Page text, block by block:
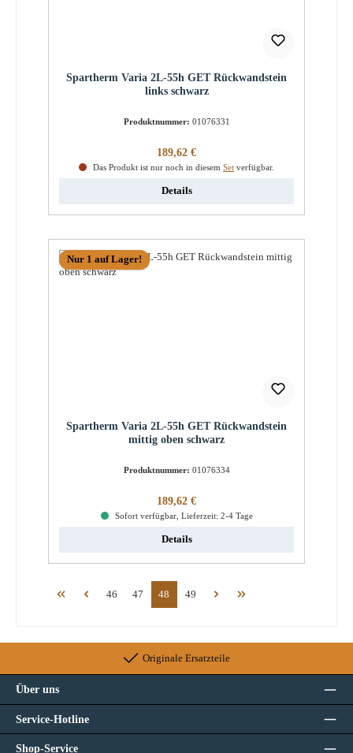
Spartherm Varia 2L-55h GET Rückwandstein
links schwarz
Produktnummer: 01076331
Regulärer Preis:
189,62 €
Das Produkt ist nur noch in diesem Set verfügbar.
Details
Nur 1 auf Lager!
Spartherm Varia 2L-55h GET Rückwandstein
mittig oben schwarz
Produktnummer: 01076334
Regulärer Preis:
189,62 €
Sofort verfügbar, Lieferzeit: 2-4 Tage
Details
Seite
46 Seite
47 Seite
48 Seite
49
Originale Ersatzteile
Über uns
Service-Hotline
Shop-Service